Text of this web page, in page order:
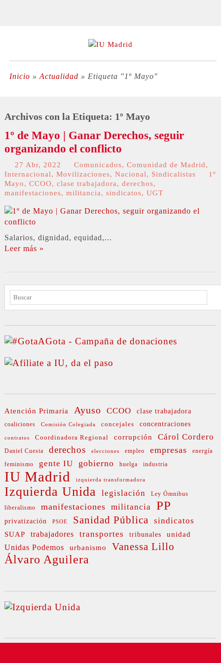
Inicio » Actualidad » Etiqueta "1º Mayo"
Archivos con la Etiqueta: 1º Mayo
1º de Mayo | Ganar Derechos, seguir
organizando el conflicto
27 Abr, 2022 Comunicados, Comunidad de Madrid,
Internacional, Movilizaciones, Nacional, Sindicalistas
1º
Mayo, CCOO, clase trabajadora, derechos,
manifestaciones, militancia, sindicatos, UGT
Salarios, dignidad, equidad,...
Leer más »
BUSCAR
Atención Primaria Ayuso CCOO clase trabajadora
coaliciones Comisión Colegiada concejales concentraciones
contratos Coordinadora Regional corrupción Cárol Cordero
Daniel Cuesta derechos elecciones empleo empresas energía
feminismo gente IU gobierno huelga industria
IU Madrid izquierda transformadora
Izquierda Unida legislación Ley Ómnibus
liberalismo manifestaciones militancia PP
privatización PSOE Sanidad Pública sindicatos
SUAP trabajadores transportes tribunales unidad
Unidas Podemos urbanismo Vanessa Lillo
Álvaro Aguilera